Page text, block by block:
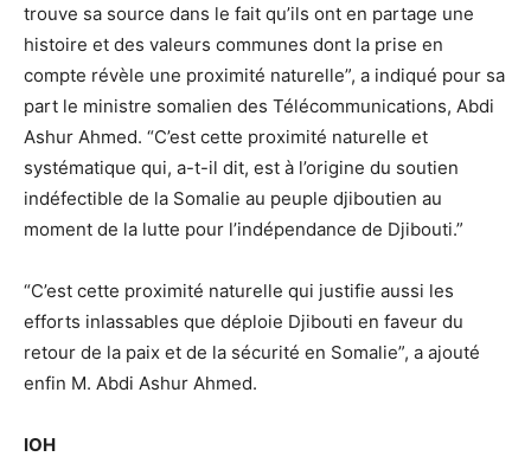
trouve sa source dans le fait qu’ils ont en partage une
histoire et des valeurs communes dont la prise en
compte révèle une proximité naturelle”, a indiqué pour sa
part le ministre somalien des Télécommunications, Abdi
Ashur Ahmed. “C’est cette proximité naturelle et
systématique qui, a-t-il dit, est à l’origine du soutien
indéfectible de la Somalie au peuple djiboutien au
moment de la lutte pour l’indépendance de Djibouti.”
“C’est cette proximité naturelle qui justifie aussi les
efforts inlassables que déploie Djibouti en faveur du
retour de la paix et de la sécurité en Somalie”, a ajouté
enfin M. Abdi Ashur Ahmed.
IOH